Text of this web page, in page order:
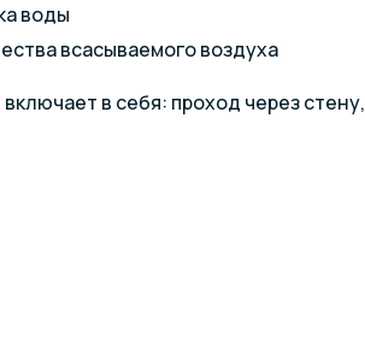
воды
всасываемого воздуха
в себя: проход через